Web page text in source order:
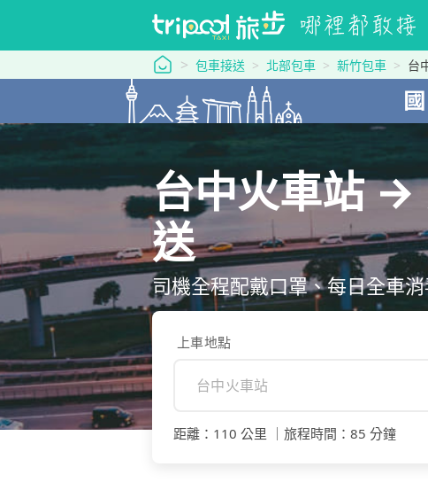
tripool 旅步
包車接送 北部包車 新竹包車 台
台中火車站 →
送
司機全程配戴口罩、每日全車
上車地點
距離 ： 110 公里 ｜ 旅程時間 ： 85 分鐘